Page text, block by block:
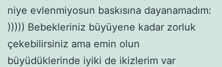
niye evlenmiyosun baskısına dayanamadım:
))))) Bebekleriniz büyüyene kadar zorluk
çekebilirsiniz ama emin olun
büyüdüklerinde iyiki de ikizlerim var